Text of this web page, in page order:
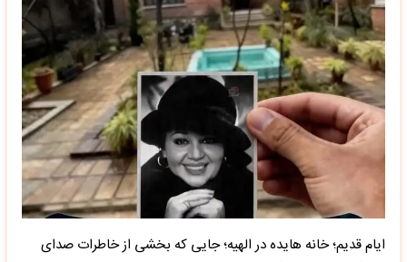
ایام قدیم؛ خانه هایده در الهیه؛ جایی که بخشی از خاطرات صدای